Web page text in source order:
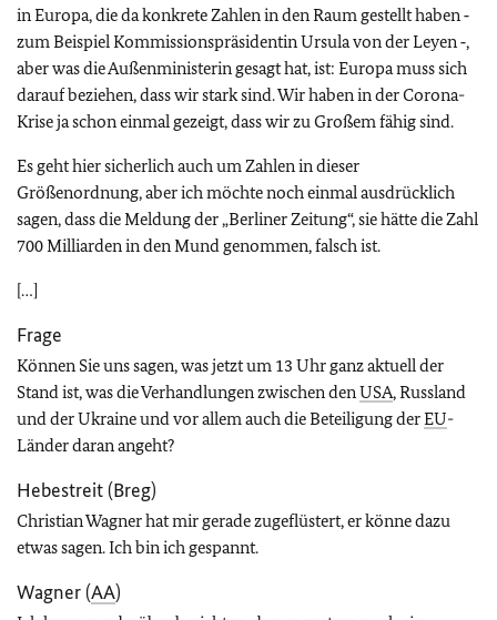
in Europa, die da konkrete Zahlen in den Raum gestellt haben ‑
zum Beispiel Kommissionspräsidentin Ursula von der Leyen ‑,
aber was die Außenministerin gesagt hat, ist: Europa muss sich
darauf beziehen, dass wir stark sind. Wir haben in der Corona-
Krise ja schon einmal gezeigt, dass wir zu Großem fähig sind.
Es geht hier sicherlich auch um Zahlen in dieser
Größenordnung, aber ich möchte noch einmal ausdrücklich
sagen, dass die Meldung der „Berliner Zeitung“, sie hätte die Zahl
700 Milliarden in den Mund genommen, falsch ist.
[…]
Frage
Können Sie uns sagen, was jetzt um 13 Uhr ganz aktuell der
Stand ist, was die Verhandlungen zwischen denUSA, Russland
und der Ukraine und vor allem auch die Beteiligung derEU-
Länder daran angeht?
Hebestreit (Breg)
Christian Wagner hat mir gerade zugeflüstert, er könne dazu
etwas sagen. Ich bin ich gespannt.
Wagner (AA)